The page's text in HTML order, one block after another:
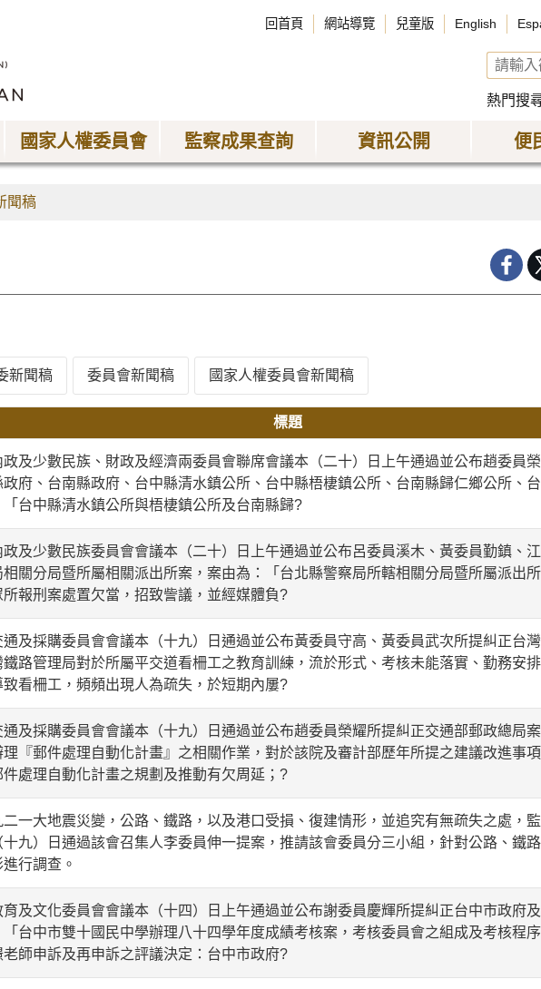
回首頁 網站導覽 兒童版 English
熱門搜
國家人權委員會 監察成果查詢 資訊公開 便
聞稿
新聞稿 委員會新聞稿 國家人權委員會新聞稿
標題
少數民族、財政及經濟兩委員會聯席會議本（二十）日上午通過並公布趙委員
府、台南縣政府、台中縣清水鎮公所、台中縣梧棲鎮公所、台南縣歸仁鄉公所、
台中縣清水鎮公所與梧棲鎮公所及台南縣歸?
少數民族委員會會議本（二十）日上午通過並公布呂委員溪木、黃委員勤鎮、
關分局暨所屬相關派出所案，案由為：「台北縣警察局所轄相關分局暨所屬派出
所報刑案處置欠當，招致訾議，並經媒體負?
採購委員會會議本（十九）日通過並公布黃委員守高、黃委員武次所提糾正台
鐵路管理局對於所屬平交道看柵工之教育訓練，流於形式、考核未能落實、勤務安
看柵工，頻頻出現人為疏失，於短期內屢?
採購委員會會議本（十九）日通過並公布趙委員榮耀所提糾正交通部郵政總局
『郵件處理自動化計畫』之相關作業，對於該院及審計部歷年所提之建議改進事
處理自動化計畫之規劃及推動有欠周延；?
大地震災變，公路、鐵路，以及港口受損、復建情形，並追究有無疏失之處，
十九）日通過該會召集人李委員伸一提案，推請該會委員分三小組，針對公路、鐵
行調查。
文化委員會會議本（十四）日上午通過並公布謝委員慶輝所提糾正台中市政府
台中市雙十國民中學辦理八十四學年度成績考核案，考核委員會之組成及考核程
師申訴及再申訴之評議決定：台中市政府?